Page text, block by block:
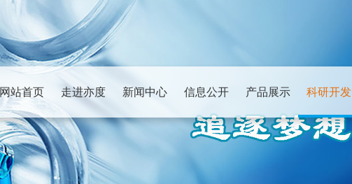
网站首页 走进亦度 新闻中心 信息公开 产品展示 科研开发